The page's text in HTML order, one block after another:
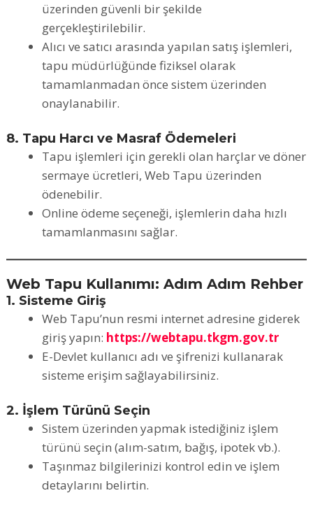
üzerinden güvenli bir şekilde
gerçekleştirilebilir.
Alıcı ve satıcı arasında yapılan satış işlemleri,
tapu müdürlüğünde fiziksel olarak
tamamlanmadan önce sistem üzerinden
onaylanabilir.
8. Tapu Harcı ve Masraf Ödemeleri
Tapu işlemleri için gerekli olan harçlar ve döner
sermaye ücretleri, Web Tapu üzerinden
ödenebilir.
Online ödeme seçeneği, işlemlerin daha hızlı
tamamlanmasını sağlar.
Web Tapu Kullanımı: Adım Adım Rehber
1. Sisteme Giriş
Web Tapu’nun resmi internet adresine giderek
giriş yapın: https://webtapu.tkgm.gov.tr
E-Devlet kullanıcı adı ve şifrenizi kullanarak
sisteme erişim sağlayabilirsiniz.
2. İşlem Türünü Seçin
Sistem üzerinden yapmak istediğiniz işlem
türünü seçin (alım-satım, bağış, ipotek vb.).
Taşınmaz bilgilerinizi kontrol edin ve işlem
detaylarını belirtin.